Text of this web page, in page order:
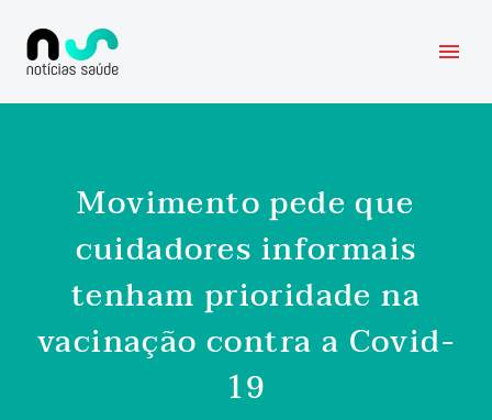
Movimento pede que
cuidadores informais
tenham prioridade na
vacinação contra a Covid-
19